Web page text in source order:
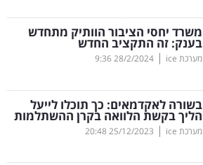
משרד יחסי הציבור הוותיק מתחדש
בענק: זה התקציב החדש
מערכת ice |
28/2/2024
9:36
בשורה לאקדמאים: כך תוכלו לייעל
הליך בקשת הלוואה בקרן ההשתלמות
מערכת ice |
25/12/2023
20:48